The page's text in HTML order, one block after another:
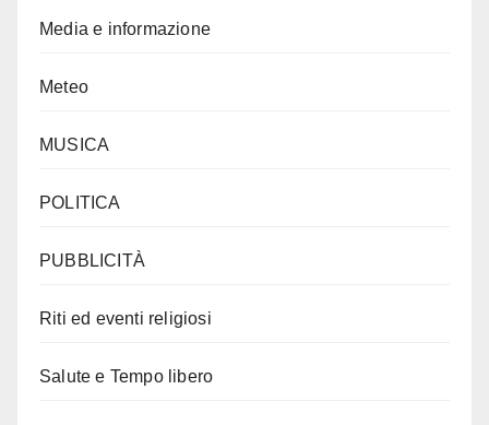
Media e informazione
Meteo
MUSICA
POLITICA
PUBBLICITÀ
Riti ed eventi religiosi
Salute e Tempo libero